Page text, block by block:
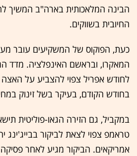
הבינה המלאכותית בארה"ב המשיך
החיובית בשווקים.
כעת, הפוקוס של המשקיעים עובר
בחודש הקודם, בעיקר בשל זינוק
במקביל, גם הזירה הגאו-פוליטית
טראמפ צפוי לצאת לביקור בבייג'ינג
אמריקאים. הביקור מגיע לאחר